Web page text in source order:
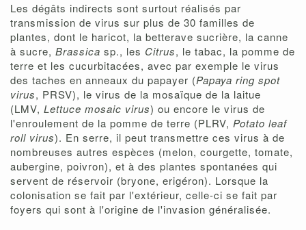
Les dégâts indirects sont surtout réalisés par
transmission de virus sur plus de 30 familles de
plantes, dont le haricot, la betterave sucrière, la canne
à sucre, Brassica sp., les Citrus, le tabac, la pomme de
terre et les cucurbitacées, avec par exemple le virus
des taches en anneaux du papayer (Papaya ring spot
virus, PRSV), le virus de la mosaïque de la laitue
(LMV, Lettuce mosaic virus) ou encore le virus de
l'enroulement de la pomme de terre (PLRV, Potato leaf
roll virus). En serre, il peut transmettre ces virus à de
nombreuses autres espèces (melon, courgette, tomate,
aubergine, poivron), et à des plantes spontanées qui
servent de réservoir (bryone, erigéron). Lorsque la
colonisation se fait par l'extérieur, celle-ci se fait par
foyers qui sont à l'origine de l'invasion généralisée.